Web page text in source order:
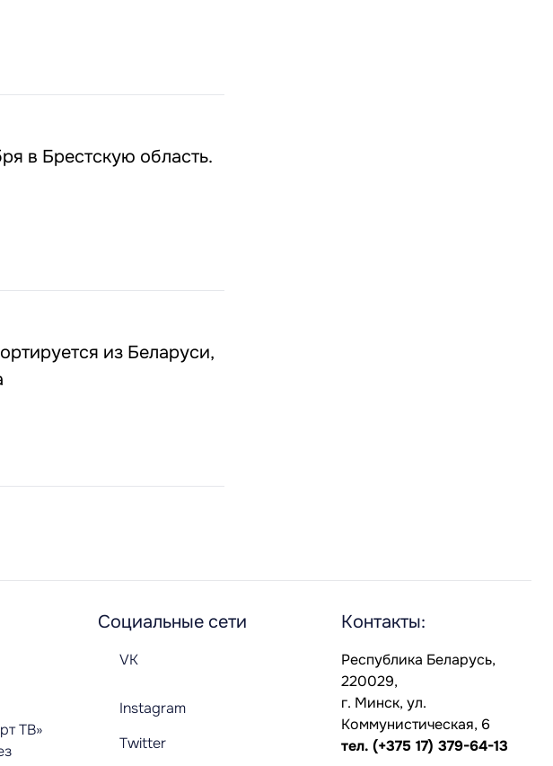
в Брестскую область.
из Беларуси,
ТВ»
Социальные сети
VK
Instagram
Twitter
Контакты:
Республика Беларусь,
220029,
г. Минск, ул.
Коммунистическая, 6
тел. (+375 17) 379-64-13